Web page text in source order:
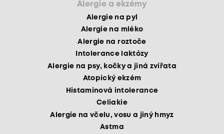
Alergie a ekzémy
Alergie na pyl
Alergie na mléko
Alergie na roztoče
Intolerance laktózy
Alergie na psy, kočky a jiná zvířata
Atopický ekzém
Histaminová intolerance
Celiakie
Alergie na včelu, vosu a jiný hmyz
Astma